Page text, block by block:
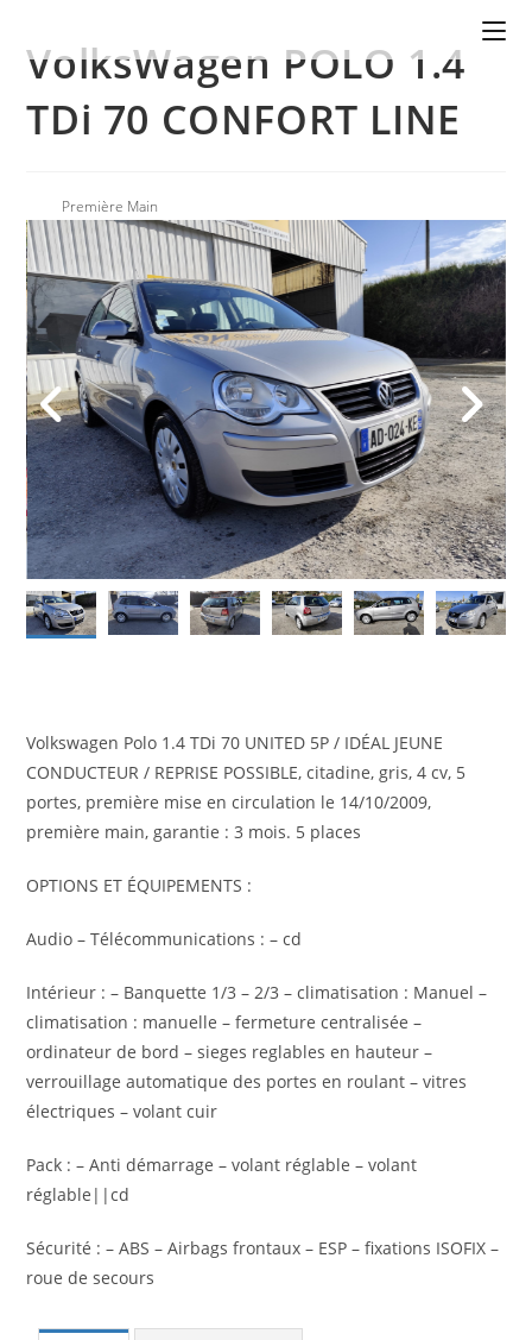
VolksWagen POLO 1.4
TDi 70 CONFORT LINE
Première Main
Volkswagen Polo 1.4 TDi 70 UNITED 5P / IDÉAL JEUNE
CONDUCTEUR / REPRISE POSSIBLE, citadine, gris, 4 cv, 5
portes, première mise en circulation le 14/10/2009,
première main, garantie : 3 mois. 5 places
OPTIONS ET ÉQUIPEMENTS :
Audio – Télécommunications : – cd
Intérieur : – Banquette 1/3 – 2/3 – climatisation : Manuel –
climatisation : manuelle – fermeture centralisée –
ordinateur de bord – sieges reglables en hauteur –
verrouillage automatique des portes en roulant – vitres
électriques – volant cuir
Pack : – Anti démarrage – volant réglable – volant
réglable||cd
Sécurité : – ABS – Airbags frontaux – ESP – fixations ISOFIX –
roue de secours